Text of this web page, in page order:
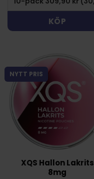
KÖP
NYTT PRIS
XQS Hallon Lakrits
8mg